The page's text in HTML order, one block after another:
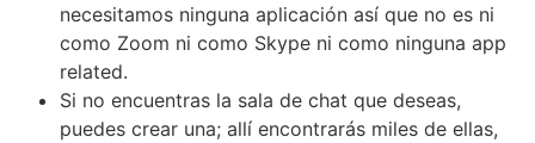
necesitamos ninguna aplicación así que no es ni
como Zoom ni como Skype ni como ninguna app
related.
Si no encuentras la sala de chat que deseas,
puedes crear una; allí encontrarás miles de ellas,